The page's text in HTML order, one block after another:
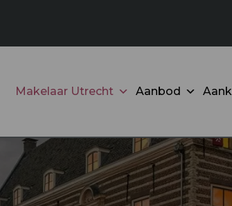
Makelaar Utrecht Aanbod